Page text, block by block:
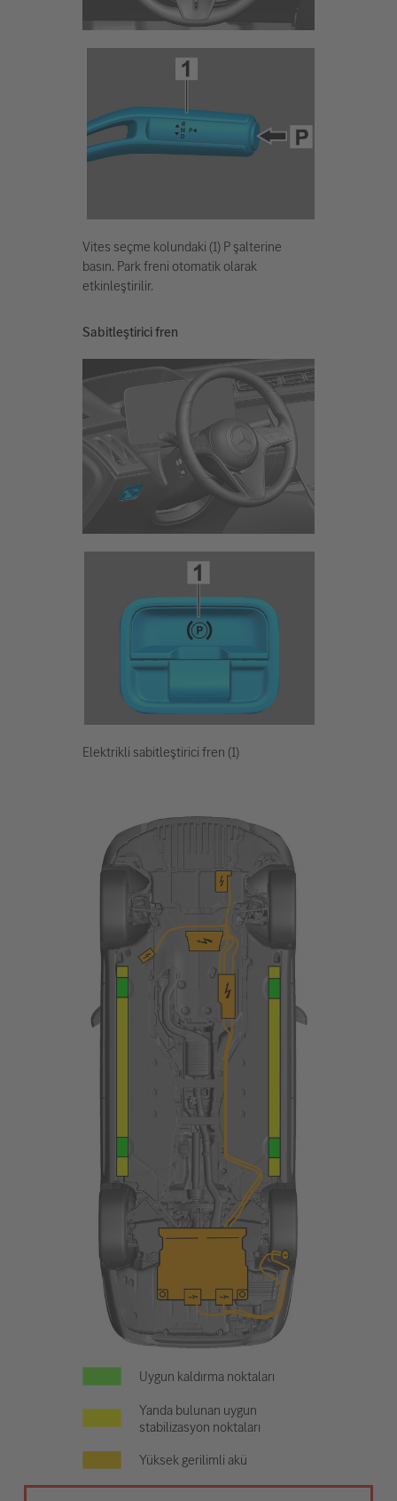
Vites seçme kolundaki (1) P şalterine
basın. Park freni otomatik olarak
etkinleştirilir.
Sabitleştirici fren
Elektrikli sabitleştirici fren (1)
Uygun kaldırma noktaları
Yanda bulunan uygun
stabilizasyon noktaları
Yüksek gerilimli akü